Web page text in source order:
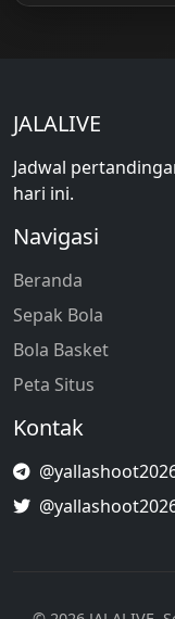
JALALIVE
Jadwal
hari ini.
Navigasi
Beranda
Sepak Bola
Bola Basket
Peta Situs
Kontak